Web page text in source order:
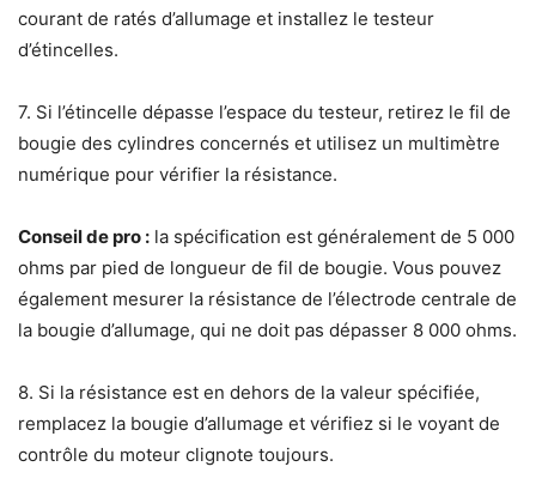
courant de ratés d’allumage et installez le testeur
d’étincelles.
7. Si l’étincelle dépasse l’espace du testeur, retirez le fil de
bougie des cylindres concernés et utilisez un multimètre
numérique pour vérifier la résistance.
Conseil de pro : la spécification est généralement de 5 000
ohms par pied de longueur de fil de bougie. Vous pouvez
également mesurer la résistance de l’électrode centrale de
la bougie d’allumage, qui ne doit pas dépasser 8 000 ohms.
8. Si la résistance est en dehors de la valeur spécifiée,
remplacez la bougie d’allumage et vérifiez si le voyant de
contrôle du moteur clignote toujours.